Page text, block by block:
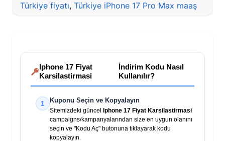
Türkiye fiyatı, Türkiye iPhone 17 Pro Max maaş
Iphone 17 Fiyat
Karsilastirmasi
İndirim Kodu Nasıl
Kullanılır?
1 Kuponu Seçin ve Kopyalayın
Sitemizdeki güncel
Iphone 17 Fiyat Karsilastirmasi
campaigns/kampanyalarından size en uygun olanını
seçin ve "Kodu Aç" butonuna tıklayarak kodu
kopyalayın.